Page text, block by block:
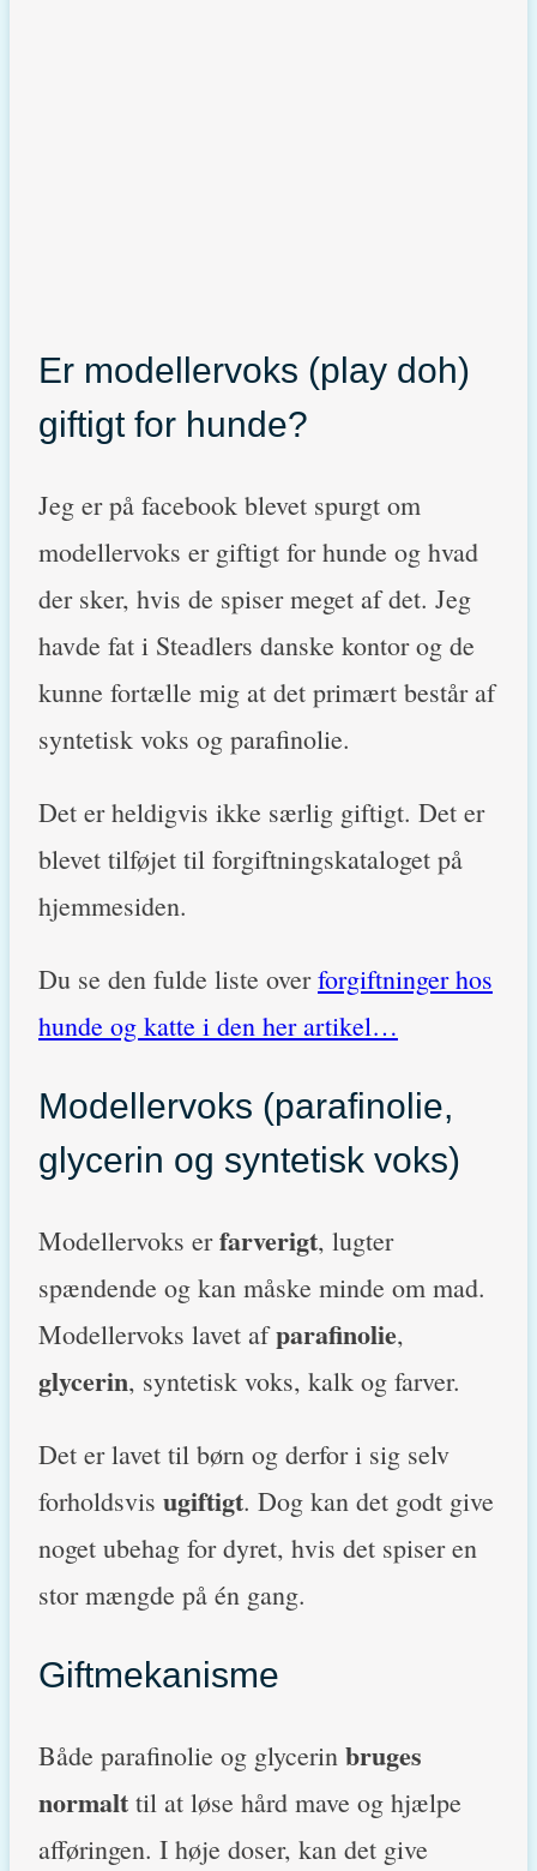
Er modellervoks (play doh)
giftigt for hunde?
Jeg er på facebook blevet spurgt om
modellervoks er giftigt for hunde og hvad
der sker, hvis de spiser meget af det. Jeg
havde fat i Steadlers danske kontor og de
kunne fortælle mig at det primært består af
syntetisk voks og parafinolie.
Det er heldigvis ikke særlig giftigt. Det er
blevet tilføjet til forgiftningskataloget på
hjemmesiden.
Du se den fulde liste overforgiftninger hos
hunde og katte i den her artikel…
Modellervoks (parafinolie,
glycerin og syntetisk voks)
Modellervoks erfarverigt, lugter
spændende og kan måske minde om mad.
Modellervoks lavet afparafinolie,
glycerin, syntetisk voks, kalk og farver.
Det er lavet til børn og derfor i sig selv
forholdsvis ugiftigt. Dog kan det godt give
noget ubehag for dyret, hvis det spiser en
stor mængde på én gang.
Giftmekanisme
Både parafinolie og glycerin bruges
normalt til at løse hård mave og hjælpe
afføringen. I høje doser, kan det give